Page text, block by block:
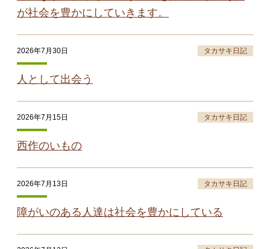
が社会を豊かにしていきます。
2026年7月30日 タカサキ日記
人として出会う
2026年7月15日 タカサキ日記
西作のいもの
2026年7月13日 タカサキ日記
障がいのある人達は社会を豊かにしている